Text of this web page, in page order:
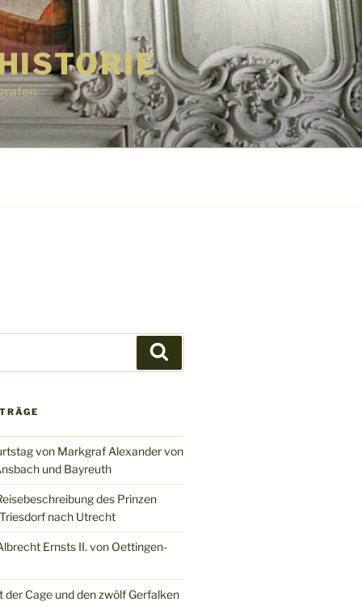
von Markgraf Alexander von
und Bayreuth
des Prinzen
nach Utrecht
Ernsts II. von Oettingen-
der Cage und den zwölf Gerfalken